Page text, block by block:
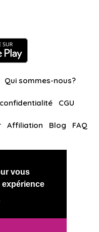
vous
Qui sommes-nous?
CGU
Affiliation Blog FAQ
RussianKisses